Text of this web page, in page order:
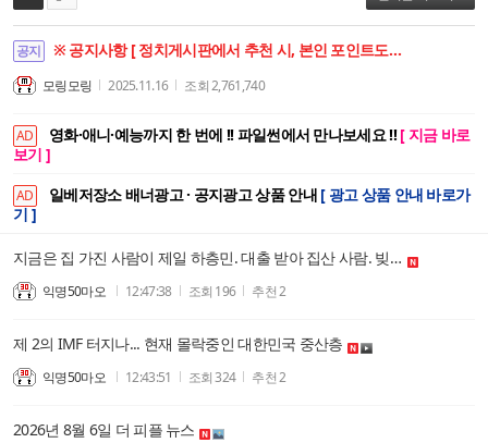
공지 ※ 공지사항 [ 정치게시판에서 추천 시, 본인 포인트도 함께 상승합니다. ]
모링모링 2025.11.16 조회2,761,740
AD 영화·애니·예능까지 한 번에 !! 파일썬에서 만나보세요 !! [ 지금 바로
보기 ]
AD 일베저장소 배너광고 · 공지광고 상품 안내 [ 광고 상품 안내 바로가
기 ]
지금은 집 가진 사람이 제일 하층민. 대출 받아 집산 사람. 빚 갚을 가능성 0임. 집을 뺏겨야 빠져나올 수 있게 설계돼 있음.
익명50마오 12:47:38 조회 196 추천2
제 2의 IMF 터지나... 현재 몰락중인 대한민국 중산층
익명50마오 12:43:51 조회324 추천2
2026년 8월 6일 더 피플 뉴스